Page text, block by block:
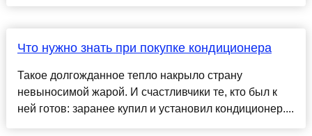
Что нужно знать при покупке кондиционера
Такое долгожданное тепло накрыло страну
невыносимой жарой. И счастливчики те, кто был к
ней готов: заранее купил и установил кондиционер....